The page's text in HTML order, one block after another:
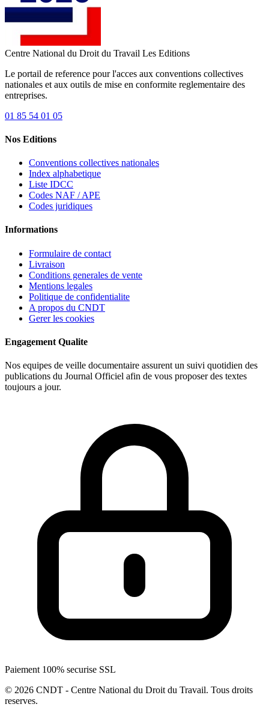
Centre National du Droit du Travail Les Editions
Le portail de reference pour l'acces aux conventions collectives
nationales et aux outils de mise en conformite reglementaire des
entreprises.
01 85 54 01 05
Nos Editions
Conventions collectives nationales
Index alphabetique
Liste IDCC
Codes NAF / APE
Codes juridiques
Informations
Formulaire de contact
Livraison
Conditions generales de vente
Mentions legales
Politique de confidentialite
A propos du CNDT
Gerer les cookies
Engagement Qualite
Nos equipes de veille documentaire assurent un suivi quotidien des
publications du Journal Officiel afin de vous proposer des textes
toujours a jour.
Paiement 100% securise SSL
© 2026 CNDT - Centre National du Droit du Travail. Tous droits
reserves.